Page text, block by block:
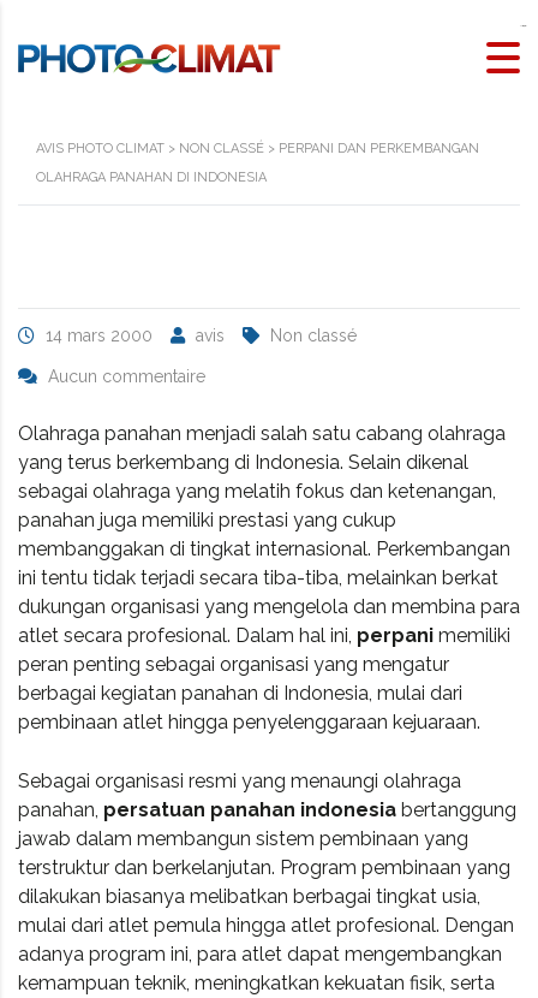
AVIS PHOTO CLIMAT > NON CLASSÉ > PERPANI DAN PERKEMBANGAN
OLAHRAGA PANAHAN DI INDONESIA
14 mars 2000 avis Non classé
Aucun commentaire
Olahraga panahan menjadi salah satu cabang olahraga
yang terus berkembang di Indonesia. Selain dikenal
sebagai olahraga yang melatih fokus dan ketenangan,
panahan juga memiliki prestasi yang cukup
membanggakan di tingkat internasional. Perkembangan
ini tentu tidak terjadi secara tiba-tiba, melainkan berkat
dukungan organisasi yang mengelola dan membina para
atlet secara profesional. Dalam hal ini, perpani memiliki
peran penting sebagai organisasi yang mengatur
berbagai kegiatan panahan di Indonesia, mulai dari
pembinaan atlet hingga penyelenggaraan kejuaraan.
Sebagai organisasi resmi yang menaungi olahraga
panahan, persatuan panahan indonesia bertanggung
jawab dalam membangun sistem pembinaan yang
terstruktur dan berkelanjutan. Program pembinaan yang
dilakukan biasanya melibatkan berbagai tingkat usia,
mulai dari atlet pemula hingga atlet profesional. Dengan
adanya program ini, para atlet dapat mengembangkan
kemampuan teknik, meningkatkan kekuatan fisik, serta